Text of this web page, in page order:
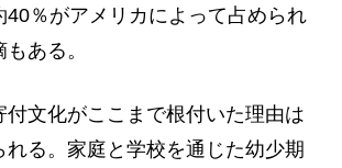
40％がアメリカによって占められ
ある。
文化がここまで根付いた理由は
れる。家庭と学校を通じた幼少期